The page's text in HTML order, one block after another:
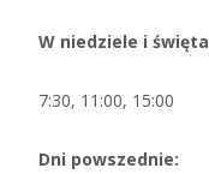
W niedziele i święta
7:30, 11:00, 15:00
Dni powszednie: